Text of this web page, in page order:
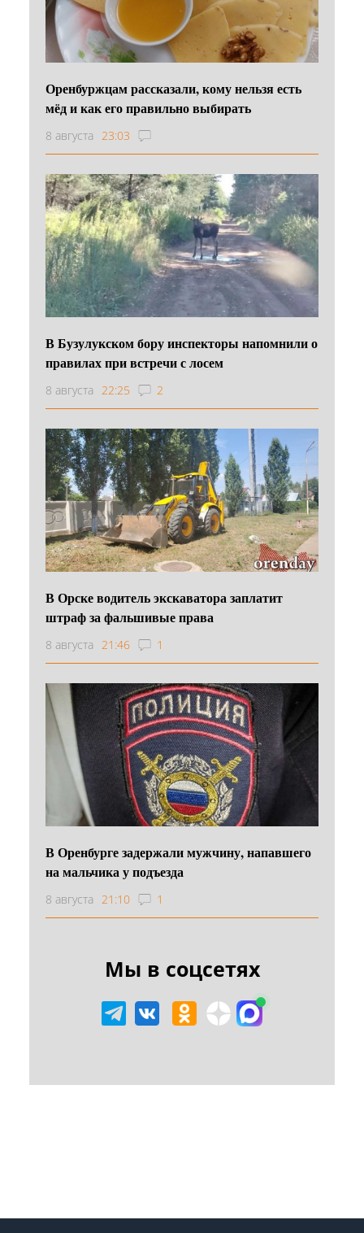
Оренбуржцам рассказали, кому нельзя есть
мёд и как его правильно выбирать
8 августа 23:03
В Бузулукском бору инспекторы напомнили о
правилах при встречи с лосем
8 августа 22:25 2
В Орске водитель экскаватора заплатит
штраф за фальшивые права
8 августа 21:46 1
В Оренбурге задержали мужчину, напавшего
на мальчика у подъезда
8 августа 21:10 1
Мы в соцсетях